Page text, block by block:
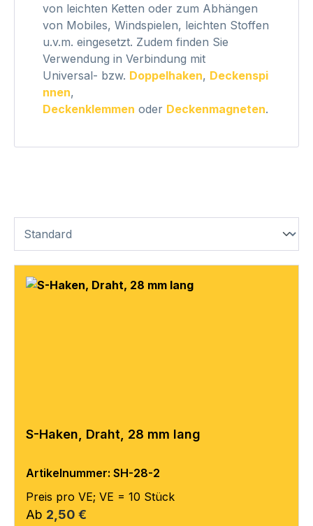
von leichten Ketten oder zum Abhängen
von Mobiles, Windspielen, leichten Stoffen
u.v.m. eingesetzt. Zudem finden Sie
Verwendung in Verbindung mit
Universal- bzw. Doppelhaken, Deckenspi
nnen,
Deckenklemmen oder Deckenmagneten.
S-Haken, Draht, 28 mm lang
Artikelnummer: SH-28-2
Preis pro VE; VE = 10 Stück
Regulärer Preis:
Ab 2,50 €